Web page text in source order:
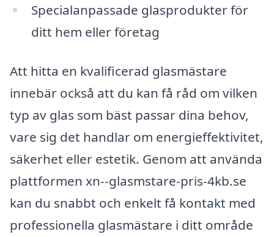
Specialanpassade glasprodukter för
ditt hem eller företag
Att hitta en kvalificerad glasmästare
innebär också att du kan få råd om vilken
typ av glas som bäst passar dina behov,
vare sig det handlar om energieffektivitet,
säkerhet eller estetik. Genom att använda
plattformen xn--glasmstare-pris-4kb.se
kan du snabbt och enkelt få kontakt med
professionella glasmästare i ditt område